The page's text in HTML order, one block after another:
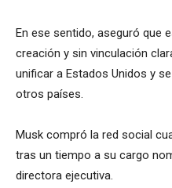
En ese sentido, aseguró que
creación y sin vinculación
unificar a Estados Unidos y
otros países.
Musk compró la red social
tras un tiempo a su cargo
directora ejecutiva.